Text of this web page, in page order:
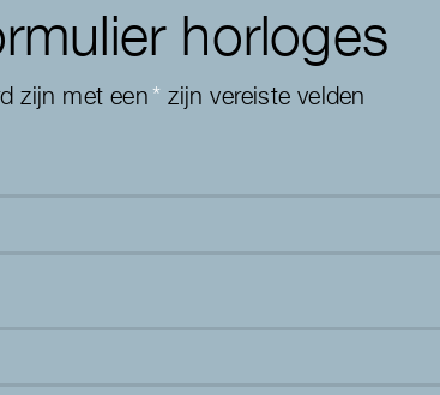
horloges
zijn met een* zijn vereiste velden